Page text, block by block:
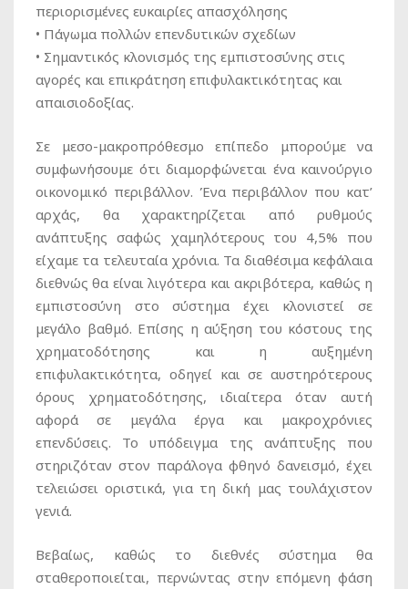
περιορισμένες ευκαιρίες απασχόλησης
• Πάγωμα πολλών επενδυτικών σχεδίων
• Σημαντικός κλονισμός της εμπιστοσύνης στις
αγορές και επικράτηση επιφυλακτικότητας και
απαισιοδοξίας.
Σε μεσο-μακροπρόθεσμο επίπεδο μπορούμε να
συμφωνήσουμε ότι διαμορφώνεται ένα καινούργιο
οικονομικό περιβάλλον. Ένα περιβάλλον που κατ’
αρχάς, θα χαρακτηρίζεται από ρυθμούς
ανάπτυξης σαφώς χαμηλότερους του 4,5% που
είχαμε τα τελευταία χρόνια. Τα διαθέσιμα κεφάλαια
διεθνώς θα είναι λιγότερα και ακριβότερα, καθώς η
εμπιστοσύνη στο σύστημα έχει κλονιστεί σε
μεγάλο βαθμό. Επίσης η αύξηση του κόστους της
χρηματοδότησης και η αυξημένη
επιφυλακτικότητα, οδηγεί και σε αυστηρότερους
όρους χρηματοδότησης, ιδιαίτερα όταν αυτή
αφορά σε μεγάλα έργα και μακροχρόνιες
επενδύσεις. Το υπόδειγμα της ανάπτυξης που
στηριζόταν στον παράλογα φθηνό δανεισμό, έχει
τελειώσει οριστικά, για τη δική μας τουλάχιστον
γενιά.
Βεβαίως, καθώς το διεθνές σύστημα θα
σταθεροποιείται, περνώντας στην επόμενη φάση